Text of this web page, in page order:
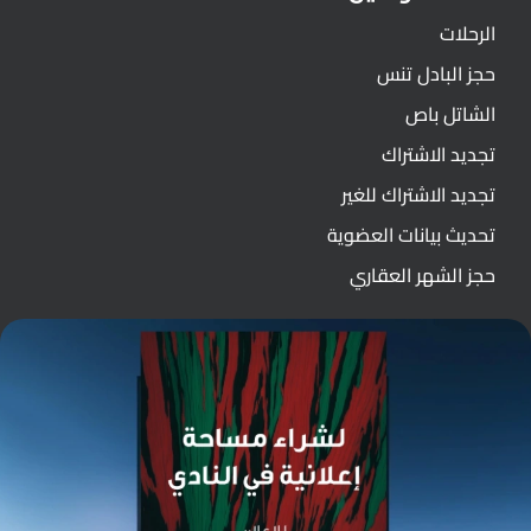
الرحلات
حجز البادل تنس
الشاتل باص
تجديد الاشتراك
تجديد الاشتراك للغير
تحديث بيانات العضوية
حجز الشهر العقاري